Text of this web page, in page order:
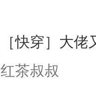
［快穿］大
红茶叔叔